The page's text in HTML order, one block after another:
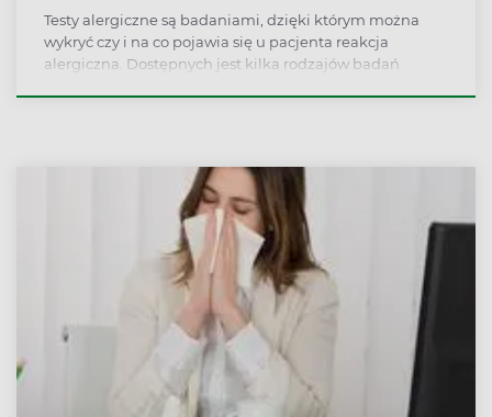
Testy alergiczne są badaniami, dzięki którym można
wykryć czy i na co pojawia się u pacjenta reakcja
alergiczna. Dostępnych jest kilka rodzajów badań